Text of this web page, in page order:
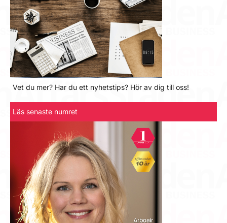
Vet du mer? Har du ett nyhetstips? Hör av dig till oss!
Läs senaste numret